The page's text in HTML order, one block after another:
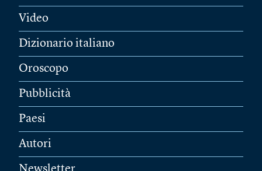
Video
Dizionario italiano
Oroscopo
Pubblicità
Paesi
Autori